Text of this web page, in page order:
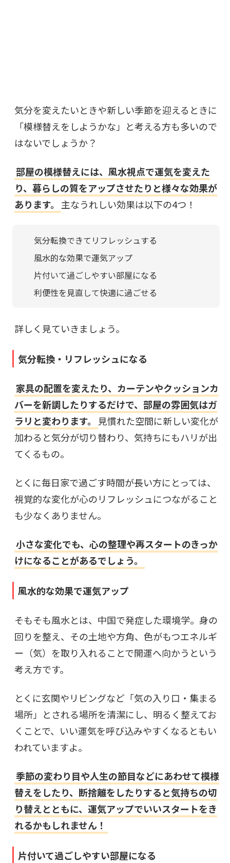
気分を変えたいときや新しい季節を迎えるときに
「模様替えをしようかな」と考える方も多いので
はないでしょうか？
部屋の模様替えには、風水視点で運気を変えた
り、暮らしの質をアップさせたりと様々な効果が
あります。 主なうれしい効果は以下の4つ！
気分転換できてリフレッシュする
風水的な効果で運気アップ
片付いて過ごしやすい部屋になる
利便性を見直して快適に過ごせる
詳しく見ていきましょう。
気分転換・リフレッシュになる
家具の配置を変えたり、カーテンやクッションカ
バーを新調したりするだけで、部屋の雰囲気はガ
ラリと変わります。 見慣れた空間に新しい変化が
加わると気分が切り替わり、気持ちにもハリが出
てくるもの。
とくに毎日家で過ごす時間が長い方にとっては、
視覚的な変化が心のリフレッシュにつながること
も少なくありません。
小さな変化でも、心の整理や再スタートのきっか
けになることがあるでしょう。
風水的な効果で運気アップ
そもそも風水とは、中国で発症した環境学。身の
回りを整え、その土地や方角、色がもつエネルギ
ー（気）を取り入れることで開運へ向かうという
考え方です。
とくに玄関やリビングなど「気の入り口・集まる
場所」とされる場所を清潔にし、明るく整えてお
くことで、いい運気を呼び込みやすくなるともい
われていますよ。
季節の変わり目や人生の節目などにあわせて模様
替えをしたり、断捨離をしたりすると気持ちの切
り替えとともに、運気アップでいいスタートをき
れるかもしれません！
片付いて過ごしやすい部屋になる